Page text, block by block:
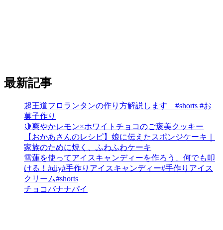
最新記事
超王道フロランタンの作り方解説します #shorts #お
菓子作り
🍋爽やかレモン×ホワイトチョコのご褒美クッキー
【おかあさんのレシピ】娘に伝えたスポンジケーキ｜
家族のために焼く、ふわふわケーキ
雪蓮を使ってアイスキャンディーを作ろう、何でも叩
ける！#diy#手作りアイスキャンディー#手作りアイス
クリーム#shorts
チョコバナナパイ